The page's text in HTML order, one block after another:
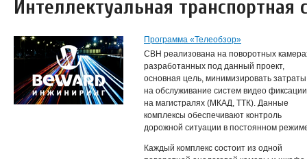
Интеллектуальная транспортная
Программа «Телеобзор»
СВН реализована на поворотных
разработанных под данный проект,
основная цель, минимизировать затраты
на обслуживание систем видео фиксации
на магистралях (МКАД, ТТК). Данные
комплексы обеспечивают контроль
дорожной ситуации в постоянном
Каждый комплекс состоит из одной